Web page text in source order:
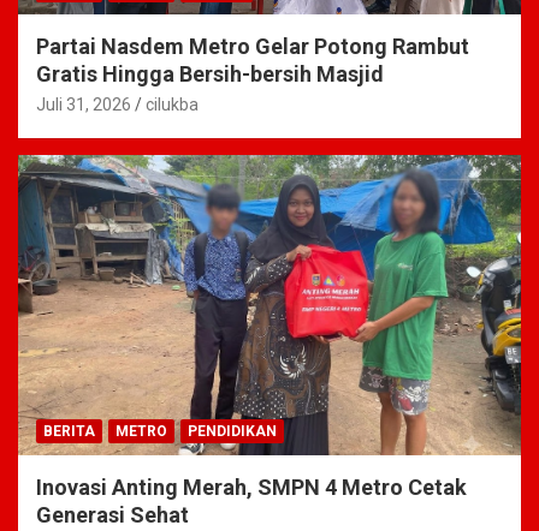
Partai Nasdem Metro Gelar Potong Rambut
Gratis Hingga Bersih-bersih Masjid
Juli 31, 2026 cilukba
BERITA METRO PENDIDIKAN
Inovasi Anting Merah, SMPN 4 Metro Cetak
Generasi Sehat